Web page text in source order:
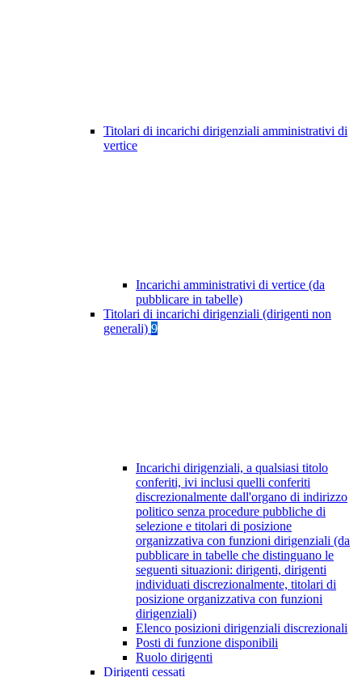
Titolari di incarichi dirigenziali amministrativi di
vertice
Incarichi amministrativi di vertice (da
pubblicare in tabelle)
Titolari di incarichi dirigenziali (dirigenti non
generali) 9
Incarichi dirigenziali, a qualsiasi titolo
conferiti, ivi inclusi quelli conferiti
discrezionalmente dall'organo di indirizzo
politico senza procedure pubbliche di
selezione e titolari di posizione
organizzativa con funzioni dirigenziali (da
pubblicare in tabelle che distinguano le
seguenti situazioni: dirigenti, dirigenti
individuati discrezionalmente, titolari di
posizione organizzativa con funzioni
dirigenziali)
Elenco posizioni dirigenziali discrezionali
Posti di funzione disponibili
Ruolo dirigenti
Dirigenti cessati